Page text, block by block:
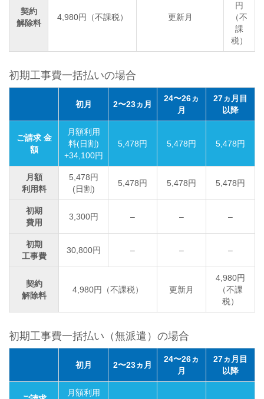
契約
解除料
4,980円（不課税） 更新月
円
（不
課
税）
初期工事費一括払いの場合
初月 2〜23ヵ月
24〜26ヵ
月
27ヵ月目
以降
ご請求 金
額
月額利用
料(日割)
+34,100円
5,478円 5,478円 5,478円
月額
利用料
5,478円
(日割)
5,478円 5,478円 5,478円
初期
費用
3,300円 – – –
初期
工事費
30,800円 – – –
契約
解除料
4,980円（不課税） 更新月
4,980円
（不課
税）
初期工事費一括払い（無派遣）の場合
初月 2〜23ヵ月
24〜26ヵ
月
27ヵ月目
以降
月額利用